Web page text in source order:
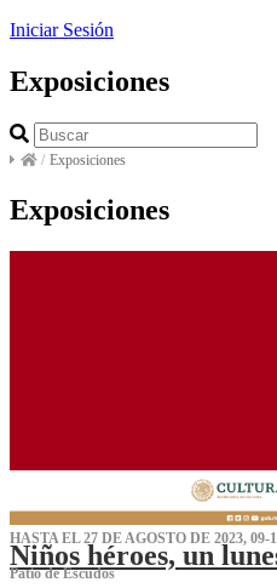
Iniciar Sesión
Exposiciones
/ Exposiciones
Exposiciones
HASTA EL 27 DE AGOSTO DE 2023, 09-
Niños héroes, un
Patio de Escudos